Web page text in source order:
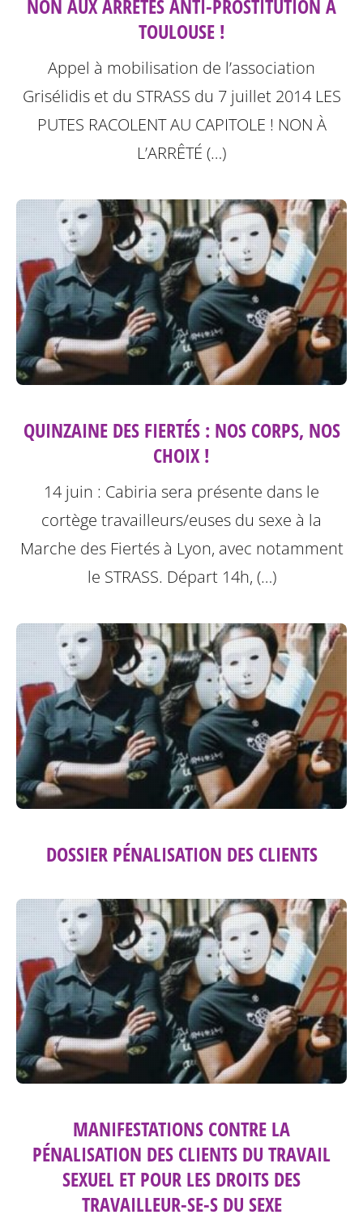
NON AUX ARRÊTÉS ANTI-PROSTITUTION À
TOULOUSE !
Appel à mobilisation de l’association
Grisélidis et du STRASS du 7 juillet 2014 LES
PUTES RACOLENT AU CAPITOLE ! NON À
L’ARRÊTÉ (…)
QUINZAINE DES FIERTÉS : NOS CORPS, NOS
CHOIX !
14 juin : Cabiria sera présente dans le
cortège travailleurs/euses du sexe à la
Marche des Fiertés à Lyon, avec notamment
le STRASS. Départ 14h, (…)
DOSSIER PÉNALISATION DES CLIENTS
MANIFESTATIONS CONTRE LA
PÉNALISATION DES CLIENTS DU TRAVAIL
SEXUEL ET POUR LES DROITS DES
TRAVAILLEUR-SE-S DU SEXE